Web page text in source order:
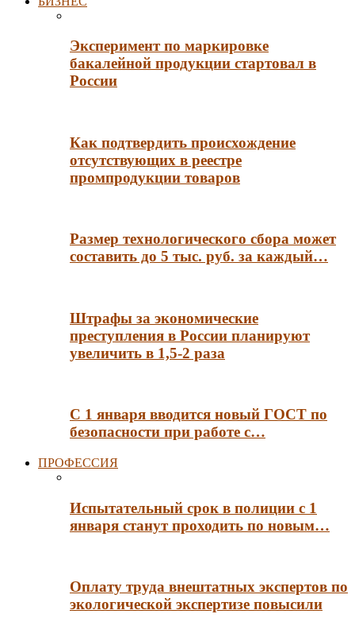
Эксперимент по маркировке
бакалейной продукции стартовал в
России
Как подтвердить происхождение
отсутствующих в реестре
промпродукции товаров
Размер технологического сбора может
составить до 5 тыс. руб. за каждый…
Штрафы за экономические
преступления в России планируют
увеличить в 1,5-2 раза
С 1 января вводится новый ГОСТ по
безопасности при работе с…
ПРОФЕССИЯ
Испытательный срок в полиции с 1
января станут проходить по новым…
Оплату труда внештатных экспертов по
экологической экспертизе повысили